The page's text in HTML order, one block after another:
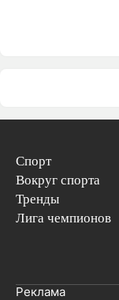
Спорт
Вокруг спорта
Тренды
Лига чемпионов
Реклама